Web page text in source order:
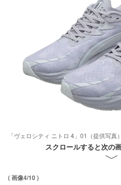
「ヴェロシティ ニトロ 4」01（提供写真）
スクロールすると次の
( 画像4/10 )